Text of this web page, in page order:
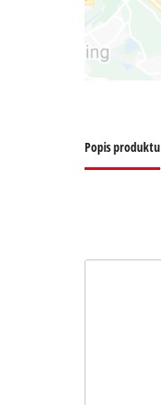
Popis produktu